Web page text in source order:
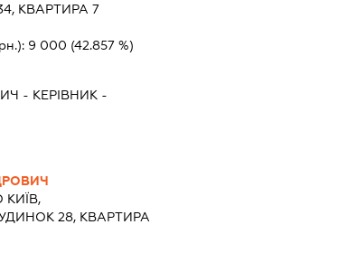
КВАРТИРА 7
9 000 (42.857 %)
- КЕРІВНИК -
КИЇВ,
28, КВАРТИРА